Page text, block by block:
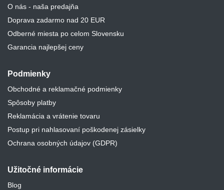
O nás - naša predajňa
Doprava zadarmo nad 20 EUR
Odberné miesta po celom Slovensku
Garancia najlepšej ceny
Podmienky
Obchodné a reklamačné podmienky
Spôsoby platby
Reklamácia a vrátenie tovaru
Postup pri nahlasovaní poškodenej zásielky
Ochrana osobných údajov (GDPR)
Užitočné informácie
Blog